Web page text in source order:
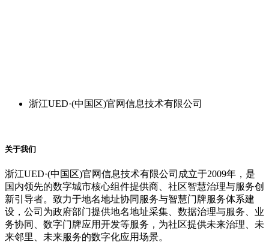
浙江UED·(中国区)官网信息技术有限公司
关于我们
浙江UED·(中国区)官网信息技术有限公司成立于2009年，是
国内领先的数字城市核心组件提供商、社区智慧治理与服务创
新引导者。致力于地名地址协同服务与智慧门牌服务体系建
设，公司为政府部门提供地名地址采集、数据治理与服务、业
务协同、数字门牌应用开发等服务，为社区提供未来治理、未
来邻里、未来服务的数字化应用场景。